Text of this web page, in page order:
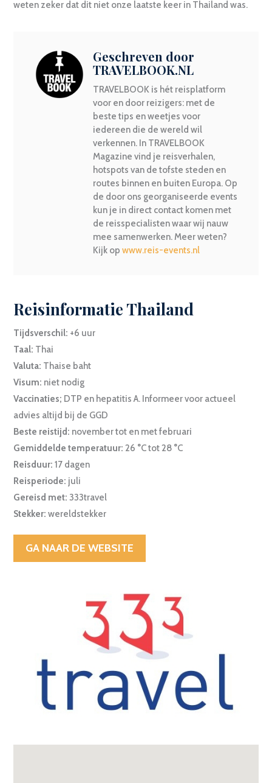
weten zeker dat dit niet onze laatste keer in Thailand was.
Geschreven door
TRAVELBOOK.NL
TRAVELBOOK is hét reisplatform
voor en door reizigers: met de
beste tips en weetjes voor
iedereen die de wereld wil
verkennen. In TRAVELBOOK
Magazine vind je reisverhalen,
hotspots van de tofste steden en
routes binnen en buiten Europa. Op
de door ons georganiseerde events
kun je in direct contact komen met
de reisspecialisten waar wij nauw
mee samenwerken. Meer weten?
Kijk op www.reis-events.nl
Reisinformatie Thailand
Tijdsverschil: +6 uur
Taal: Thai
Valuta: Thaise baht
Visum: niet nodig
Vaccinaties; DTP en hepatitis A. Informeer voor actueel
advies altijd bij de GGD
Beste reistijd: november tot en met februari
Gemiddelde temperatuur: 26 °C tot 28 °C
Reisduur: 17 dagen
Reisperiode: juli
Gereisd met: 333travel
Stekker: wereldstekker
GA NAAR DE WEBSITE